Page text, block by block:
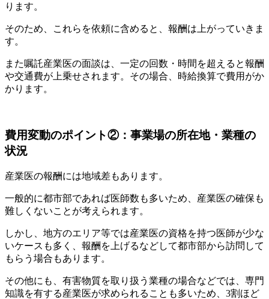
ります。
そのため、これらを依頼に含めると、報酬は上がっていきま
す。
また嘱託産業医の面談は、一定の回数・時間を超えると報酬
や交通費が上乗せされます。その場合、時給換算で費用がか
かります。
費用変動のポイント②：事業場の所在地・業種の
状況
産業医の報酬には地域差もあります。
一般的に都市部であれば医師数も多いため、産業医の確保も
難しくないことが考えられます。
しかし、地方のエリア等では産業医の資格を持つ医師が少な
いケースも多く、報酬を上げるなどして都市部から訪問して
もらう場合もあります。
その他にも、有害物質を取り扱う業種の場合などでは、専門
知識を有する産業医が求められることも多いため、3割ほど